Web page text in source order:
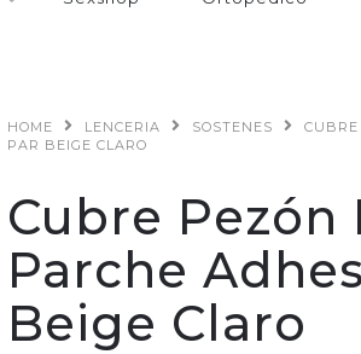
HOME LENCERIA SOSTENES
PAR BEIGE CLARO
Cubre Pezón
Parche
Beige Claro